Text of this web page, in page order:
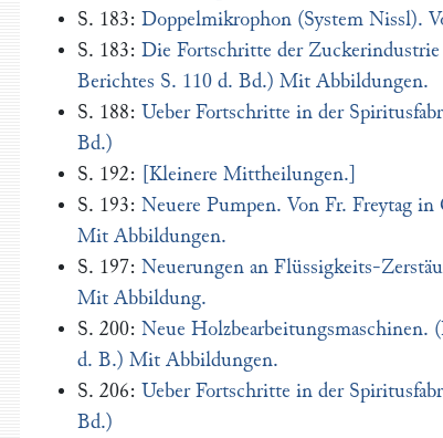
S. 183: Doppelmikrophon (System Nissl).
S. 183: Die Fortschritte der
Berichtes S. 110 d. Bd.) Mit Abbildungen.
S. 188: Ueber Fortschritte in der
Bd.)
S. 192:
[Kleinere Mittheilungen.]
S. 193: Neuere Pumpen. Von Fr. Freytag
Mit Abbildungen.
S. 197: Neuerungen an Flüssigkeits-
Mit Abbildung.
S. 200: Neue Holzbearbeitungsmaschinen.
d. B.) Mit Abbildungen.
S. 206: Ueber Fortschritte in der
Bd.)